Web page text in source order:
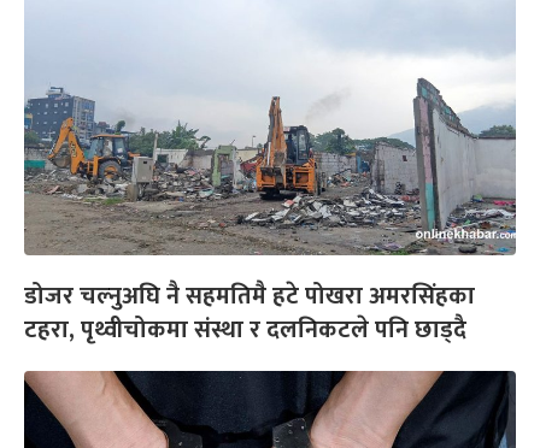
डोजर चल्नुअघि नै सहमतिमै हटे पोखरा अमरसिंहका
टहरा, पृथ्वीचोकमा संस्था र दलनिकटले पनि छाड्दै